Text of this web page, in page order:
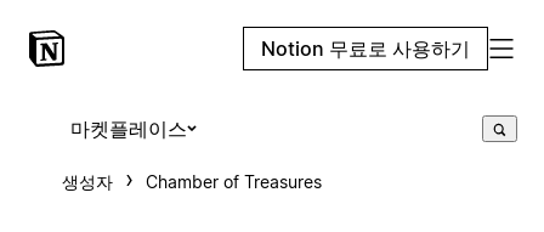
Notion 무료로 사용하기
마켓플레이스
생성자 Chamber of Treasures